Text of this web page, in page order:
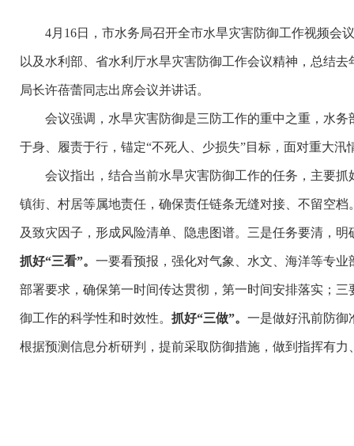
4月16日，市水务局召开全市水旱灾害防御工作视频会
以及水利部、省水利厅水旱灾害防御工作会议精神，总结
局长许蓓蕾同志出席会议并讲话。
会议强调，水旱灾害防御是三防工作的重中之重，水务
于身、履责于行，锚定“不死人、少损失”目标，面对重大
会议指出，结合当前水旱灾害防御工作的任务，主要抓
镇街、村居等属地责任，确保责任链条无缝对接、不留空
及致灾因子，形成风险清单、隐患图谱。三是任务要清，
抓好“三看”。 一要看预报，强化对气象、水文、海洋等专
部署要求，确保第一时间传达贯彻，第一时间安排落实；
御工作的科学性和时效性。 抓好“三做”。 一是做好汛前防御
根据预测信息分析研判，提前采取防御措施，做到指挥有